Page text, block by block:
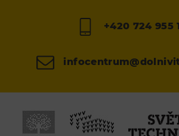
+420 724 955